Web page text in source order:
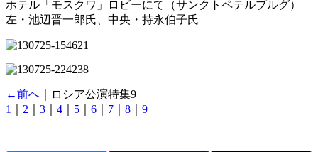
ホテル「モスクワ」ロビーにて（サンクトペテルブルグ）
左・池辺晋一郎氏、中央・持永伯子氏
←前へ ｜ロシア公演特集9
1
2 3 4 5 6 7 8 9